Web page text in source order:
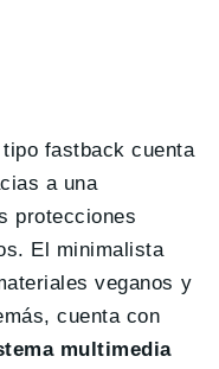
fastback cuenta
a una
protecciones
El minimalista
veganos y
cuenta con
multimedia